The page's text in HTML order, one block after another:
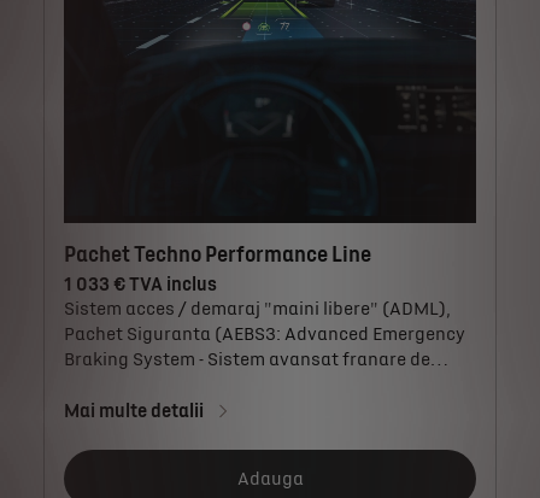
Pachet Techno Performance Line
1 033 € TVA inclus
Sistem acces / demaraj "maini libere" (ADML),
Pachet Siguranta (AEBS3: Advanced Emergency
Braking System - Sistem avansat franare de
Mai multe detalii
Adauga